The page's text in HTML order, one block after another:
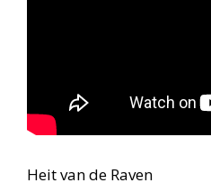
Heit van de Raven